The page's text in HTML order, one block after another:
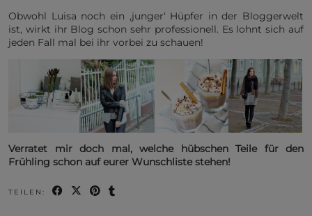
Obwohl Luisa noch ein ‚junger‘ Hüpfer in der Bloggerwelt
ist, wirkt ihr Blog schon sehr professionell. Es lohnt sich auf
jeden Fall mal bei ihr vorbei zu schauen!
Verratet mir doch mal, welche hübschen Teile für den
Frühling schon auf eurer Wunschliste stehen!
TEILEN: